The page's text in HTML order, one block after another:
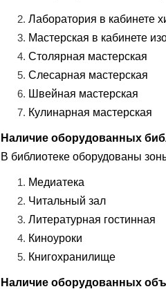
Лаборатория в кабинете
Мастерская в кабинете
Столярная мастерская
Слесарная мастерская
Швейная мастерская
Кулинарная мастерская
Наличие оборудованных
В библиотеке оборудованы
Медиатека
Читальный зал
Литературная гостинная
Киноуроки
Книгохранилище
Наличие оборудованных